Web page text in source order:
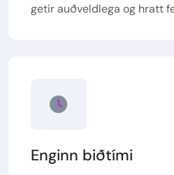
getir auðveldlega og hratt
Enginn biðtími